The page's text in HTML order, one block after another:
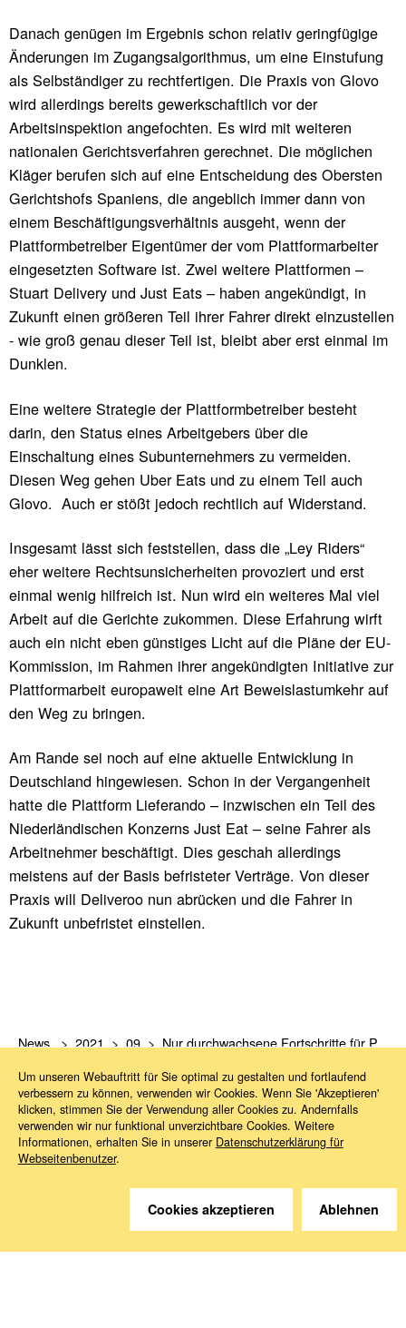
Danach genügen im Ergebnis schon relativ geringfügige
Änderungen im Zugangsalgorithmus, um eine Einstufung
als Selbständiger zu rechtfertigen. Die Praxis von Glovo
wird allerdings bereits gewerkschaftlich vor der
Arbeitsinspektion angefochten. Es wird mit weiteren
nationalen Gerichtsverfahren gerechnet. Die möglichen
Kläger berufen sich auf eine Entscheidung des Obersten
Gerichtshofs Spaniens, die angeblich immer dann von
einem Beschäftigungsverhältnis ausgeht, wenn der
Plattformbetreiber Eigentümer der vom Plattformarbeiter
eingesetzten Software ist. Zwei weitere Plattformen –
Stuart Delivery und Just Eats – haben angekündigt, in
Zukunft einen größeren Teil ihrer Fahrer direkt einzustellen
- wie groß genau dieser Teil ist, bleibt aber erst einmal im
Dunklen.
Eine weitere Strategie der Plattformbetreiber besteht
darin, den Status eines Arbeitgebers über die
Einschaltung eines Subunternehmers zu vermeiden.
Diesen Weg gehen Uber Eats und zu einem Teil auch
Glovo. Auch er stößt jedoch rechtlich auf Widerstand.
Insgesamt lässt sich feststellen, dass die „Ley Riders“
eher weitere Rechtsunsicherheiten provoziert und erst
einmal wenig hilfreich ist. Nun wird ein weiteres Mal viel
Arbeit auf die Gerichte zukommen. Diese Erfahrung wirft
auch ein nicht eben günstiges Licht auf die Pläne der EU-
Kommission, im Rahmen ihrer angekündigten Initiative zur
Plattformarbeit europaweit eine Art Beweislastumkehr auf
den Weg zu bringen.
Am Rande sei noch auf eine aktuelle Entwicklung in
Deutschland hingewiesen. Schon in der Vergangenheit
hatte die Plattform Lieferando – inzwischen ein Teil des
Niederländischen Konzerns Just Eat – seine Fahrer als
Arbeitnehmer beschäftigt. Dies geschah allerdings
meistens auf der Basis befristeter Verträge. Von dieser
Praxis will Deliveroo nun abrücken und die Fahrer in
Zukunft unbefristet einstellen.
News 2021 09 Nur durchwachsene Fortschritte für Plattformarbeiter in Spanien
Sie haben Fragen?
Wir helfen gerne weiter.
Um unseren Webauftritt für Sie optimal zu gestalten und fortlaufend
verbessern zu können, verwenden wir Cookies. Wenn Sie 'Akzeptieren'
klicken, stimmen Sie der Verwendung aller Cookies zu. Andernfalls
verwenden wir nur funktional unverzichtbare Cookies. Weitere
Informationen, erhalten Sie in unserer Datenschutzerklärung für
Webseitenbenutzer.
Cookies akzeptieren Ablehnen